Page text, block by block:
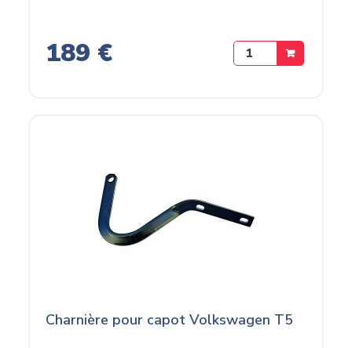
189 €
Charnière pour capot Volkswagen T5